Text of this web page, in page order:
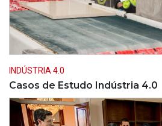
INDÚSTRIA 4.0
Casos de Estudo Indústria 4.0